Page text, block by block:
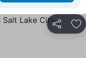
Delen